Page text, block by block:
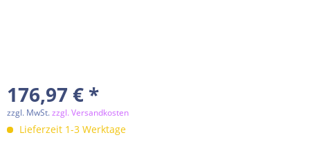
176,97 € *
zzgl. MwSt.zzgl. Versandkosten
Lieferzeit 1-3 Werktage